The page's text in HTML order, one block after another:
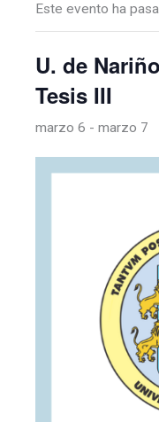
Este evento ha
U. de
Tesis III
marzo 6 - marzo 7